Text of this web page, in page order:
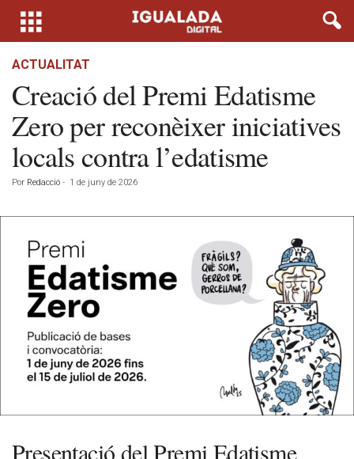
ACTUALITAT
Creació del Premi Edatisme
Zero per reconèixer iniciatives
locals contra l’edatisme
Por Redacció - 1 de juny de 2026
Presentació del Premi Edatisme